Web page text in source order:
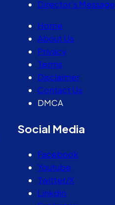
Director’s Message
Home
About Us
Privacy
Terms
Disclaimer
Contact Us
DMCA
Social Media
Facebook
Youtube
Twitter/X
Linkdin